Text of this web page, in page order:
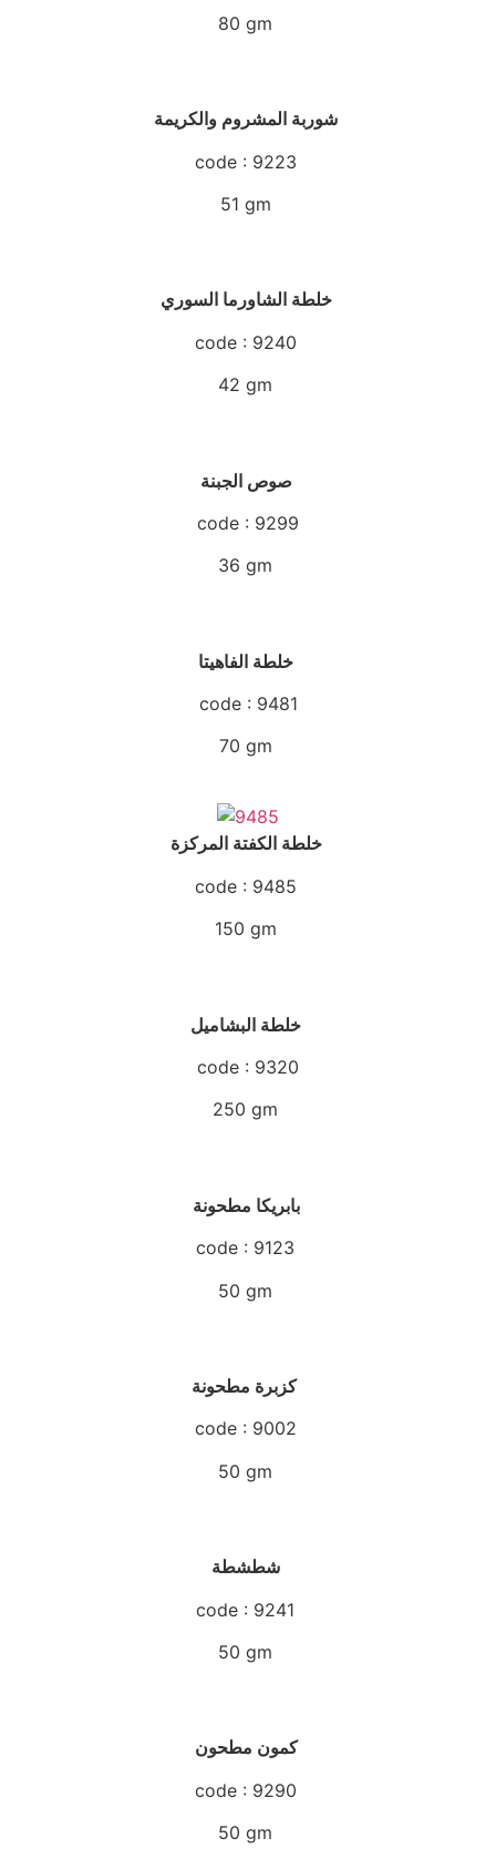
80 gm
code : 9223
51 gm
خلطة الشاورما السوري
code : 9240
42 gm
code : 9299
36 gm
code : 9481
70 gm
خلطة الكفتة المركزة
code : 9485
150 gm
code : 9320
250 gm
بابريكا مطحونة
code : 9123
50 gm
كزبرة مطحونة
code : 9002
50 gm
code : 9241
50 gm
كمون مطحون
code : 9290
50 gm